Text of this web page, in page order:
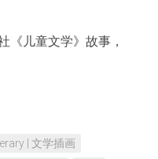
《儿童文学》故事，
| 文学插画